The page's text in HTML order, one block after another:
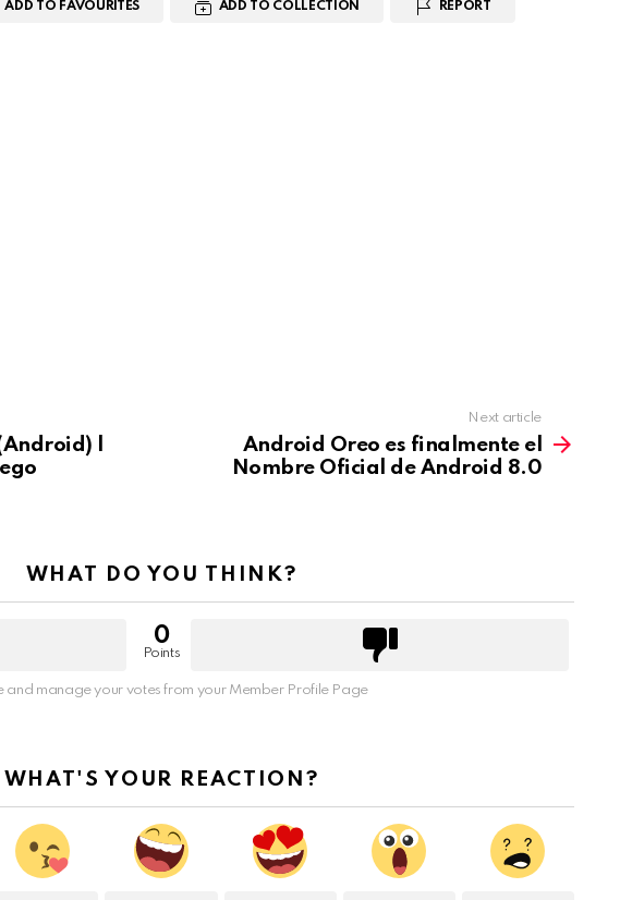
ADD TO FAVOURITES ADD TO COLLECTION REPORT
|
Next article
Android Oreo es finalmente el
Nombre Oficial de Android 8.0
WHAT DO YOU THINK?
0
Points
and manage your votes from your Member Profile Page
WHAT'S YOUR REACTION?